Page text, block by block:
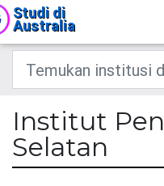
Studi di
Australia
Institut
Selatan